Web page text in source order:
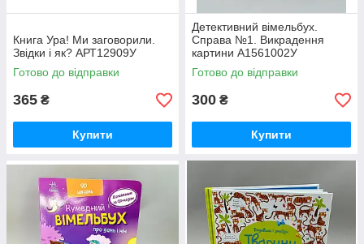
Книга Ура! Ми заговорили.
Звідки і як? АРТ12909У
Готово до відправки
365 ₴
Купити
Детективний вімельбух.
Справа №1. Викрадення
картини А1561002У
Готово до відправки
300 ₴
Купити